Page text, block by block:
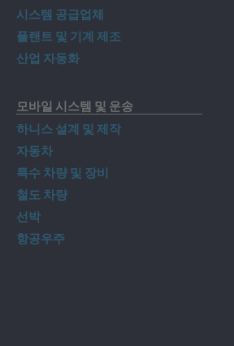
시스템 공급업체
플랜트 및 기계 제조
산업 자동화
모바일 시스템 및 운송
하니스 설계 및 제작
자동차
특수 차량 및 장비
철도 차량
선박
항공우주